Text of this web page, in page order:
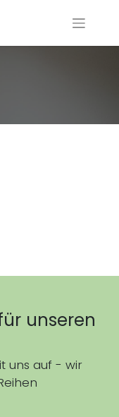
unseren
uns auf - wir